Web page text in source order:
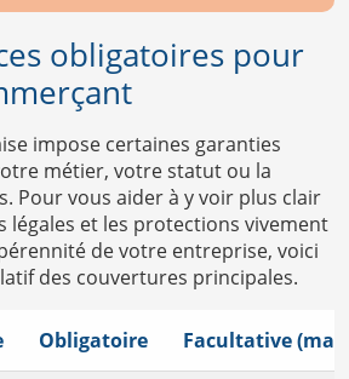
obligatoires pour
impose certaines garanties
métier, votre statut ou la
Pour vous aider à y voir plus clair
légales et les protections vivement
de votre entreprise, voici
des couvertures principales.
Obligatoire Facultative